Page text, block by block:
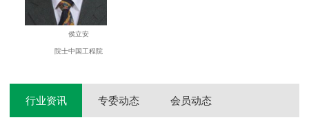
侯立安
院士中国工程院
行业资讯 专委动态 会员动态